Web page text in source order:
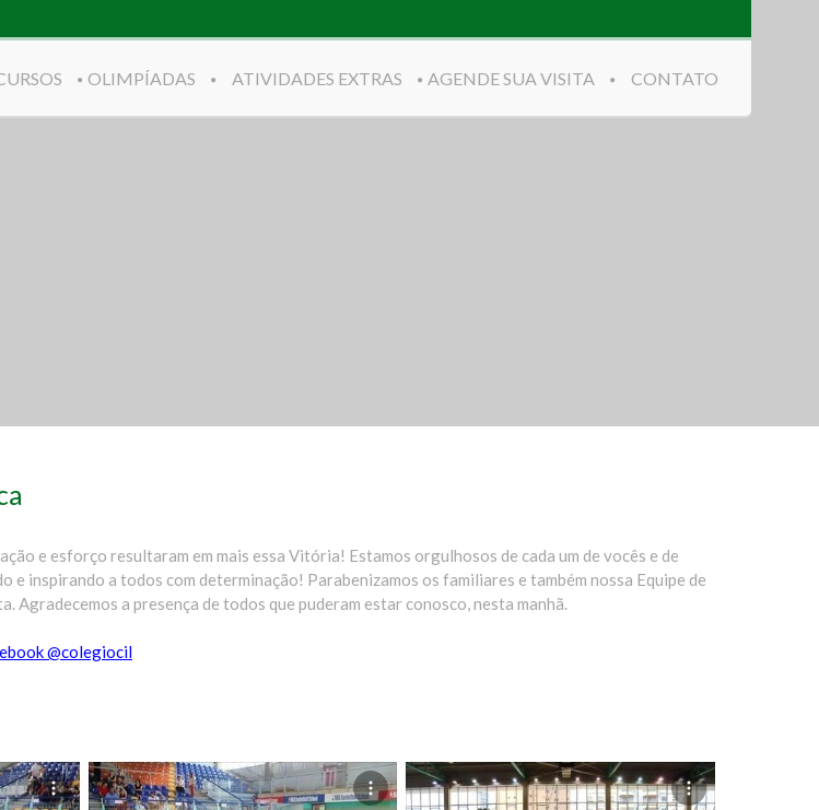
OLIMPÍADAS ATIVIDADES EXTRAS AGENDE SUA VISITA CONTATO
e esforço resultaram em mais essa Vitória! Estamos orgulhosos de cada um de vocês e de
inspirando a todos com determinação! Parabenizamos os familiares e também nossa Equipe de
a presença de todos que puderam estar conosco, nesta manhã.
@colegiocil